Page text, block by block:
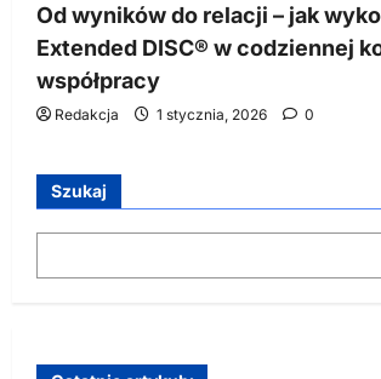
Od wyników do relacji – jak
Extended DISC® w codziennej
współpracy
Redakcja 1 stycznia, 2026 0
Szukaj